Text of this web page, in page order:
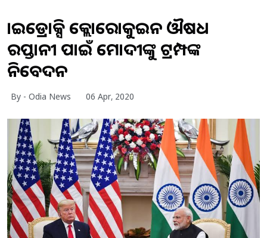
ହାଇଡ୍ରୋକ୍ସି କ୍ଲୋରୋକୁଇନ ଔଷଧ
ରପ୍ତାନୀ ପାଇଁ ମୋଦୀଙ୍କୁ ଟ୍ରମ୍ପଙ୍କ
ନିବେଦନ
By - Odia News 06 Apr, 2020